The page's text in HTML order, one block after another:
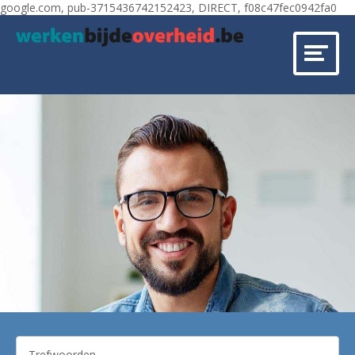
google.com, pub-3715436742152423, DIRECT, f08c47fec0942fa0